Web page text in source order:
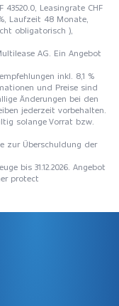
43520.0, Leasingrate CHF
Laufzeit 48 Monate,
obligatorisch ),
AG. Ein Angebot
inkl. 8,1 %
und Preise sind
Änderungen bei den
jederzeit vorbehalten.
solange Vorrat bzw.
zur Überschuldung der
bis 31.12.2026. Angebot
protect